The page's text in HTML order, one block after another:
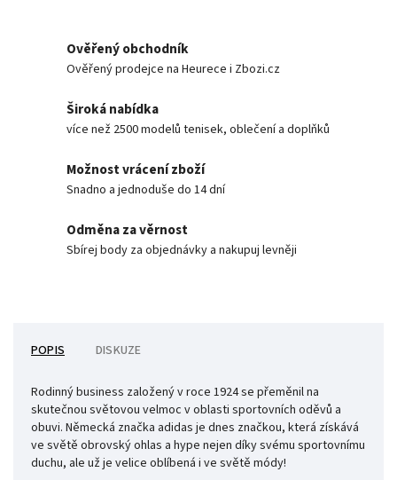
Ověřený obchodník
Ověřený prodejce na Heurece i Zbozi.cz
Široká nabídka
více než 2500 modelů tenisek, oblečení a doplňků
Možnost vrácení zboží
Snadno a jednoduše do 14 dní
Odměna za věrnost
Sbírej body za objednávky a nakupuj levněji
POPIS DISKUZE
Rodinný business založený v roce 1924 se přeměnil na
skutečnou světovou velmoc v oblasti sportovních oděvů a
obuvi. Německá značka adidas je dnes značkou, která získává
ve světě obrovský ohlas a hype nejen díky svému sportovnímu
duchu, ale už je velice oblíbená i ve světě módy!